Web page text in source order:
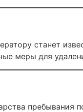
станет
меры для
пребывания